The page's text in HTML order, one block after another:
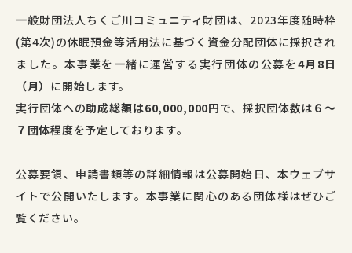
一般財団法人ちくご川コミュニティ財団は、 2023年度随時枠
(第4次)の休眠預金等活用法に基づく資金分配団体に採択され
ました。本事業を一緒に運営する実行団体の公募を4月8日
（月） に開始します。
実行団体への助成総額は60,000,000円で、採択団体数は ６〜
７団体程度を予定しております。
公募要領、申請書類等の詳細情報は公募開始日、本ウェブサ
イトで公開いたします。本事業に関心のある団体様はぜひご
覧ください。